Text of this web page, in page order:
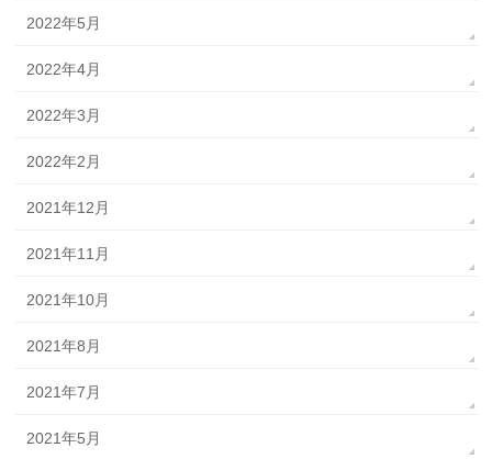
2022年5月
2022年4月
2022年3月
2022年2月
2021年12月
2021年11月
2021年10月
2021年8月
2021年7月
2021年5月